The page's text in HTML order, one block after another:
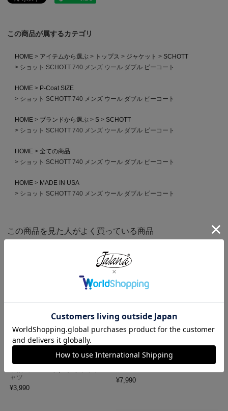
この商品が属するカテゴリ
HOME アイテムから選ぶ トップス ジャケット
SCHOTT
ショット SCHOTT 740 メンズ ウール ダブル ピーコート
HOME
P-Coat SIZE
ショット SCHOTT 740 メンズ ウール ダブル ピーコート
HOME ブランドから選ぶ S
SCHOTT
ショット SCHOTT 740 メンズ ウール ダブル ピーコート
HOME
全ての商品
ショット SCHOTT 740 メンズ ウール ダブル ピーコート
HOME
MADE IN USA
ショット SCHOTT 740 メンズ ウール ダブル ピーコート
この商品を見た人がよく買っている商品
ロサンゼルスアパレル LOSANGE
LES APPAREL 1809GD 6.5オンス
ャツ
¥3,990
キャンバー CAMBER 302 マック
スウェイト 半袖 ポケット Tシャ
¥7,990